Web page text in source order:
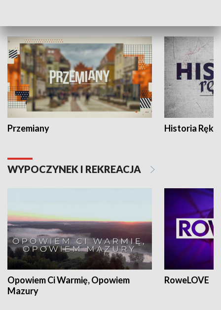
Przemiany Historia Ręką
WYPOCZYNEK I REKREACJA
Opowiem Ci Warmię, Opowiem
Mazury
RoweLOVE